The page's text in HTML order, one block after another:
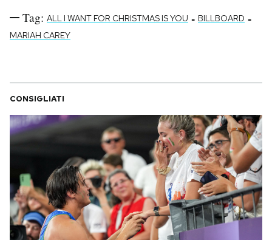
Tag: ALL I WANT FOR CHRISTMAS IS YOU - BILLBOARD -
MARIAH CAREY
CONSIGLIATI